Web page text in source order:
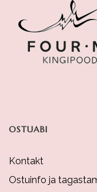
OSTUABI
Kontakt
Ostuinfo ja